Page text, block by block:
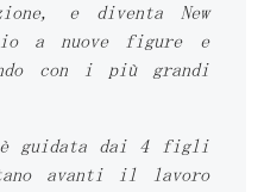
e diventa New
a nuove figure e
con i più grandi
è guidata dai 4 figli
avanti il lavoro